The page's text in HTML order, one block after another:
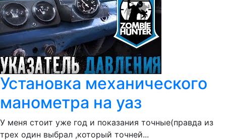
Установка механического
манометра на уаз
У меня стоит уже год и показания точные(правда из
трех один выбрал ,который точней...